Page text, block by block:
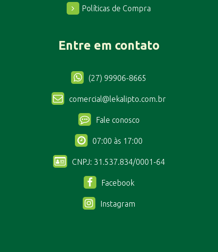
Políticas de Compra
Entre em contato
(27) 99906-8665
comercial@lekalipto.com.br
Fale conosco
07:00 às 17:00
CNPJ: 31.537.834/0001-64
Facebook
Instagram